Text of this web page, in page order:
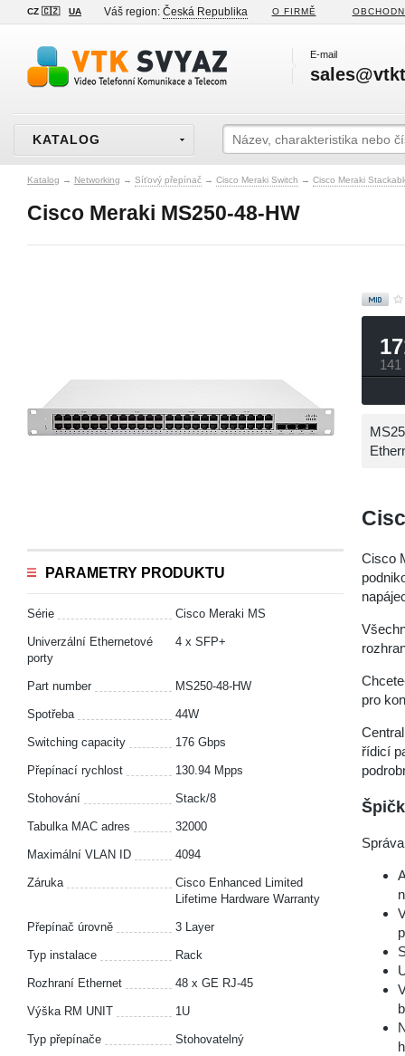
CZ 🇨🇿 UA Váš region: Česká Republika O FIRMĚ
E-mail
KATALOG
Katalog → Networking → Síťový přepínač → Cisco Meraki Switch → Cisco Meraki
Cisco Meraki MS250-48-HW
PARAMETRY PRODUKTU
Série Cisco Meraki MS
Univerzální Ethernetové
porty
4 x SFP+
Part number MS250-48-HW
Spotřeba 44W
Switching capacity 176 Gbps
Přepínací rychlost 130.94 Mpps
Stohování Stack/8
Tabulka MAC adres 32000
Maximální VLAN ID 4094
Záruka
Cisco Enhanced Limited
Lifetime Hardware Warranty
Přepínač úrovně 3 Layer
Typ instalace Rack
Rozhraní Ethernet 48 x GE RJ-45
Výška RM UNIT 1U
Typ přepínače Stohovatelný
Cisco
pro
řídicí